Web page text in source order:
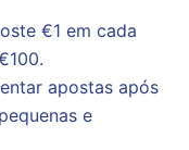
€1 em cada
apostas após
e